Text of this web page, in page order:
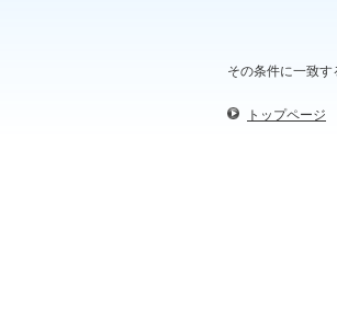
その条件に一致
トップページ